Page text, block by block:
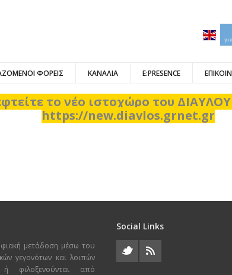
ΦΟΡΕΙΣ ΚΑΝΑΛΙΑ E:PRESENCE
το νέο ιστοχώρο του
https://new.diavlos.grnet.gr
μετάδοση μέσω του
γεγονότων και λοιπών
φιλοξενούνται από
Social Links